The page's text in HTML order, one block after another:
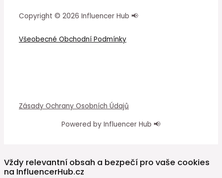
Copyright © 2026 Influencer Hub 📢
Všeobecné Obchodní Podmínky
Zásady Ochrany Osobních Údajů
Powered by Influencer Hub 📢
Vždy relevantní obsah a bezpečí pro vaše cookies
na InfluencerHub.cz